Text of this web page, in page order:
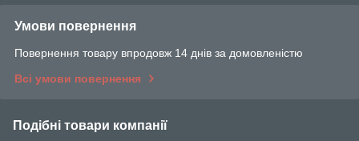
Умови повернення
Повернення товару впродовж 14 днів за домовленістю
Всі умови повернення
Подібні товари компанії